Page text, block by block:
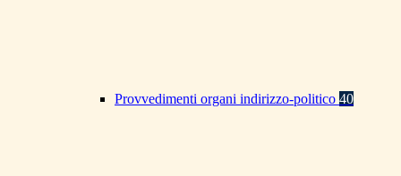
Provvedimenti organi indirizzo-politico 40